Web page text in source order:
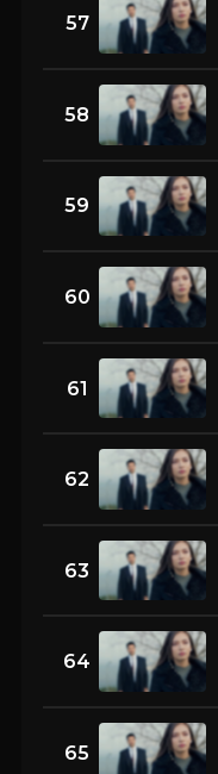
57
58
59
60
61
62
63
64
65